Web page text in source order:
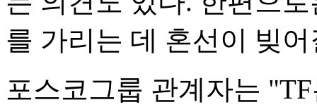
를 가리는 데 혼선이 빚
포스코그룹 관계자는